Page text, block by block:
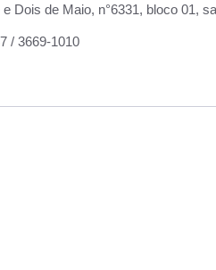
Dois de Maio, n°6331, bloco 01,
/ 3669-1010